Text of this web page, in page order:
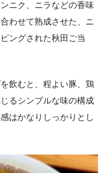
ニク、ニラなどの香味
わせて熟成させた、ニ
ングされた秋田ご当
飲むと、程よい豚、鶏
るシンプルな味の構成
はかなりしっかりとし